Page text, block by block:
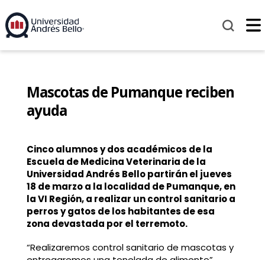
Mascotas de Pumanque reciben
ayuda
Cinco alumnos y dos académicos de la
Escuela de Medicina Veterinaria de la
Universidad Andrés Bello partirán el jueves
18 de marzo a la localidad de Pumanque, en
la VI Región, a realizar un control sanitario a
perros y gatos de los habitantes de esa
zona devastada por el terremoto.
“Realizaremos control sanitario de mascotas y